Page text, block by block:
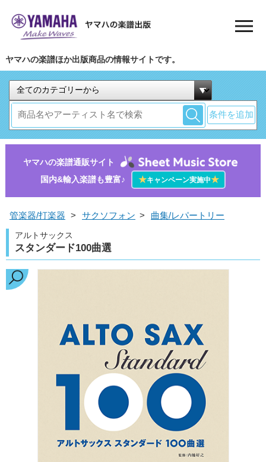
ヤマハの楽譜ほか出版商品の情報サイトです。
条件を追加
ヤマハの楽譜通販サイト
国内&輸入楽譜も豊富♪
★キャンペーン実施中★
管楽器/打楽器 > サクソフォン > 曲集/レパートリー
アルトサックス
スタンダード100曲選